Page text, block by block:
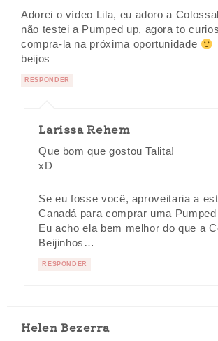
Adorei o vídeo Lila, eu adoro a
não testei a Pumped up, agora to
compra-la na próxima oportunidade
beijos
RESPONDER
Larissa Rehem
Que bom que gostou Talita!
xD
Se eu fosse você, aproveitaria a
Canadá para comprar uma Pumped
Eu acho ela bem melhor do que a
Beijinhos…
RESPONDER
Helen Bezerra